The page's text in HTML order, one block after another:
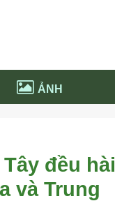
ẢNH
đều hài
và Trung